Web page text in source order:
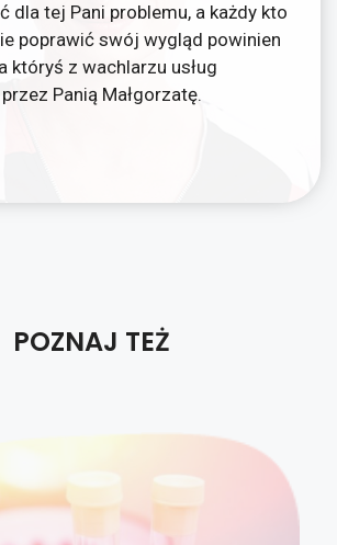
dla tej Pani problemu, a każdy kto
poprawić swój wygląd powinien
któryś z wachlarzu usług
Panią Małgorzatę.
POZNAJ TEŻ